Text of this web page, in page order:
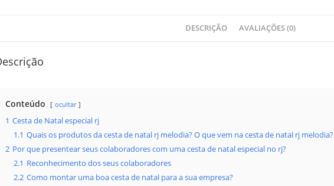
DESCRIÇÃO AVALIAÇÕES (0)
Conteúdo ocultar
1 Cesta de Natal especial rj
1.1 Quais os produtos da cesta de natal rj melodia? O que vem na cesta de natal rj melodia?
2 Por que presentear seus colaboradores com uma cesta de natal especial no rj?
2.1 Reconhecimento dos seus colaboradores
2.2 Como montar uma boa cesta de natal para a sua empresa?